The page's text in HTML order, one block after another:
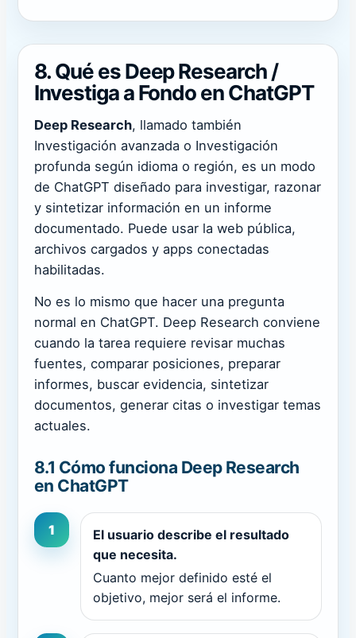
8. Qué es Deep Research /
Investiga a Fondo en ChatGPT
Deep Research, llamado también
Investigación avanzada o Investigación
profunda según idioma o región, es un modo
de ChatGPT diseñado para investigar, razonar
y sintetizar información en un informe
documentado. Puede usar la web pública,
archivos cargados y apps conectadas
habilitadas.
No es lo mismo que hacer una pregunta
normal en ChatGPT. Deep Research conviene
cuando la tarea requiere revisar muchas
fuentes, comparar posiciones, preparar
informes, buscar evidencia, sintetizar
documentos, generar citas o investigar temas
actuales.
8.1 Cómo funciona Deep Research
en ChatGPT
1
El usuario describe el resultado
que necesita.
Cuanto mejor definido esté el
objetivo, mejor será el informe.